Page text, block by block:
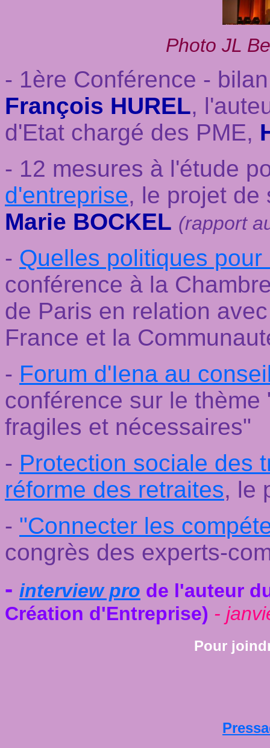
Photo JL
- 1ère Conférence -
François HUREL,
d'Etat chargé des PME,
- 12 mesures à l'étude
d'entreprise, le projet
Marie BOCKEL (rapport
- Quelles politiques
conférence à la
de Paris en relation
France et la
- Forum d'Iena au
conférence sur le
fragiles et nécessaires"
- Protection sociale des
réforme des retraites, le
- "Connecter les
congrès des experts-
- interview pro de l'auteur
Création d'Entreprise) -
Pour